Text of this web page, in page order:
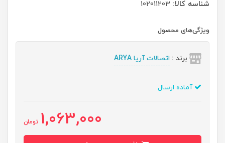
شناسه کالا: 102011203
ویژگی‌های محصول
برند : اتصالات آریا ARYA
آماده ارسال
1,063,000 تومان